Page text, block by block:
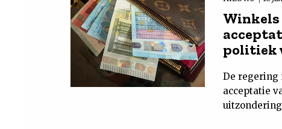
Winkels
politiek
De regering
acceptatie